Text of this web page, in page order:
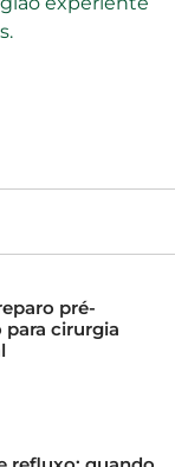
pré-
para cirurgia